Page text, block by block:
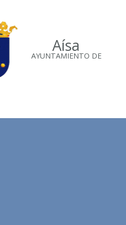
Aísa
AYUNTAMIENTO DE